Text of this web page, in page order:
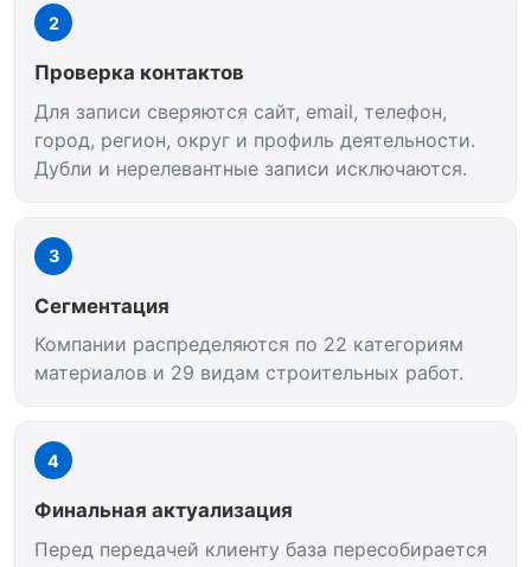
2
Проверка контактов
Для записи сверяются сайт, email, телефон,
город, регион, округ и профиль деятельности.
Дубли и нерелевантные записи исключаются.
3
Сегментация
Компании распределяются по 22 категориям
материалов и 29 видам строительных работ.
4
Финальная актуализация
Перед передачей клиенту база пересобирается